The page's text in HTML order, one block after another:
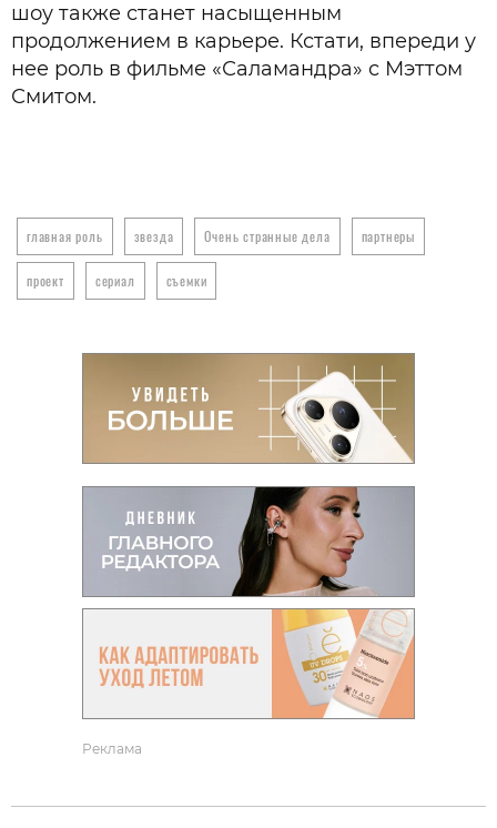
шоу также станет насыщенным
продолжением в карьере. Кстати, впереди у
нее роль в фильме «Саламандра» с Мэттом
Смитом.
главная роль звезда Очень странные дела партнеры
проект сериал съемки
Реклама